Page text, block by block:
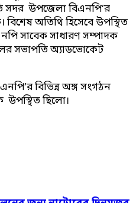
সদর উপজেলা বিএনপি’র
অতিথি হিসেবে উপস্থিত
সাবেক সাধারণ সম্পাদক
সভাপতি অ্যাডভোকেট
বিভিন্ন অঙ্গ সংগঠন
উপস্থিত ছিলো।